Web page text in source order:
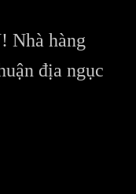
hàng
địa ngục